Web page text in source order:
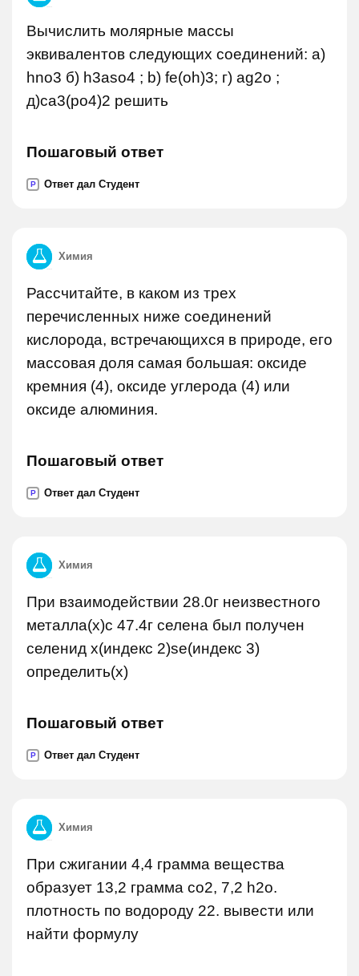
Вычислить молярные массы
эквивалентов следующих соединений: a)
hno3 б) h3aso4 ; b) fe(oh)3; г) ag2o ;
д)ca3(po4)2 решить
Пошаговый ответ
P Ответ дал Студент
Химия
Рассчитайте, в каком из трех
перечисленных ниже соединений
кислорода, встречающихся в природе, его
массовая доля самая большая: оксиде
кремния (4), оксиде углерода (4) или
оксиде алюминия.
Пошаговый ответ
P Ответ дал Студент
Химия
При взаимодействии 28.0г неизвестного
металла(x)с 47.4г селена был получен
селенид x(индекс 2)se(индекс 3)
определить(х)
Пошаговый ответ
P Ответ дал Студент
Химия
При сжигании 4,4 грамма вещества
образует 13,2 грамма co2, 7,2 h2o.
плотность по водороду 22. вывести или
найти формулу